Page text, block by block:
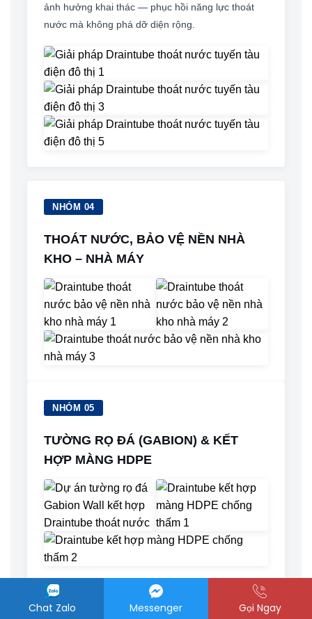
ảnh hưởng khai thác — phục hồi năng lực thoát
nước mà không phá dỡ diện rộng.
NHÓM 04
THOÁT NƯỚC, BẢO VỆ NỀN NHÀ
KHO – NHÀ MÁY
NHÓM 05
TƯỜNG RỌ ĐÁ (GABION) & KẾT
HỢP MÀNG HDPE
Chat Zalo Messenger Gọi Ngay